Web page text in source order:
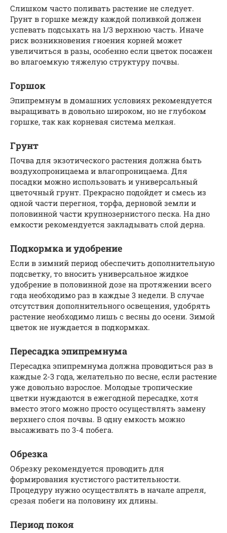
Слишком часто поливать растение не следует.
Грунт в горшке между каждой поливкой должен
успевать подсыхать на 1/3 верхнюю часть. Иначе
риск возникновения гноения корней может
увеличиться в разы, особенно если цветок посажен
во влагоемкую тяжелую структуру почвы.
Горшок
Эпипремнум в домашних условиях рекомендуется
выращивать в довольно широком, но не глубоком
горшке, так как корневая система мелкая.
Грунт
Почва для экзотического растения должна быть
воздухопроницаема и влагопроницаема. Для
посадки можно использовать и универсальный
цветочный грунт. Прекрасно подойдет и смесь из
одной части перегноя, торфа, дерновой земли и
половинной части крупнозернистого песка. На дно
емкости рекомендуется закладывать слой дерна.
Подкормка и удобрение
Если в зимний период обеспечить дополнительную
подсветку, то вносить универсальное жидкое
удобрение в половинной дозе на протяжении всего
года необходимо раз в каждые 3 недели. В случае
отсутствия дополнительного освещения, удобрять
растение необходимо лишь с весны до осени. Зимой
цветок не нуждается в подкормках.
Пересадка эпипремнума
Пересадка эпипремнума должна проводиться раз в
каждые 2-3 года, желательно по весне, если растение
уже довольно взрослое. Молодые тропические
цветки нуждаются в ежегодной пересадке, хотя
вместо этого можно просто осуществлять замену
верхнего слоя почвы. В одну емкость можно
высаживать по 3-4 побега.
Обрезка
Обрезку рекомендуется проводить для
формирования кустистого растительности.
Процедуру нужно осуществлять в начале апреля,
срезая побеги на половину их длины.
Период покоя